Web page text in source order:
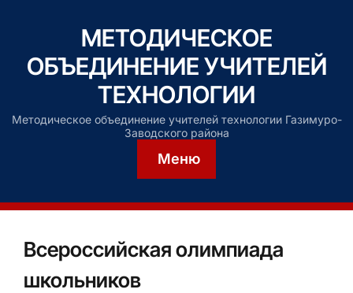
МЕТОДИЧЕСКОЕ
ОБЪЕДИНЕНИЕ УЧИТЕЛЕЙ
ТЕХНОЛОГИИ
Методическое объединение учителей технологии Газимуро-
Заводского района
Меню
Всероссийская олимпиада
школьников